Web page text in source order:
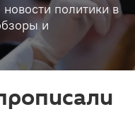
политики в
и